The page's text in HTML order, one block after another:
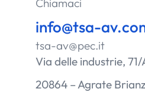
info@tsa-
tsa-av@pec.it
Via delle industrie, 71/
20864 – Agrate